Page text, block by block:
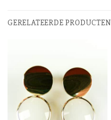
GERELATEERDE PRODUCTEN